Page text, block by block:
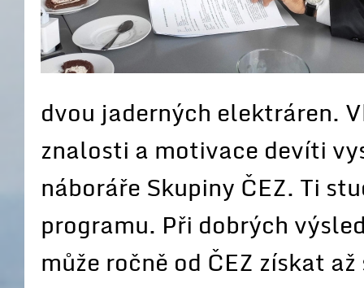
dvou jaderných elektráren.
znalosti a motivace devíti
náboráře Skupiny ČEZ. Ti
programu. Při dobrých
může ročně od ČEZ získat